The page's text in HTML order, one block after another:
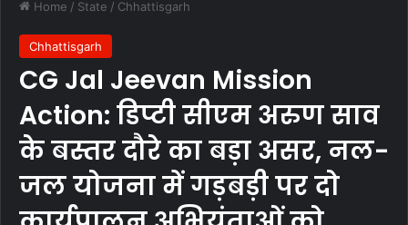
Home / State / Chhattisgarh
Chhattisgarh
CG Jal Jeevan Mission
Action: डिप्टी सीएम अरुण साव
के बस्तर दौरे का बड़ा असर, नल-
जल योजना में गड़बड़ी पर दो